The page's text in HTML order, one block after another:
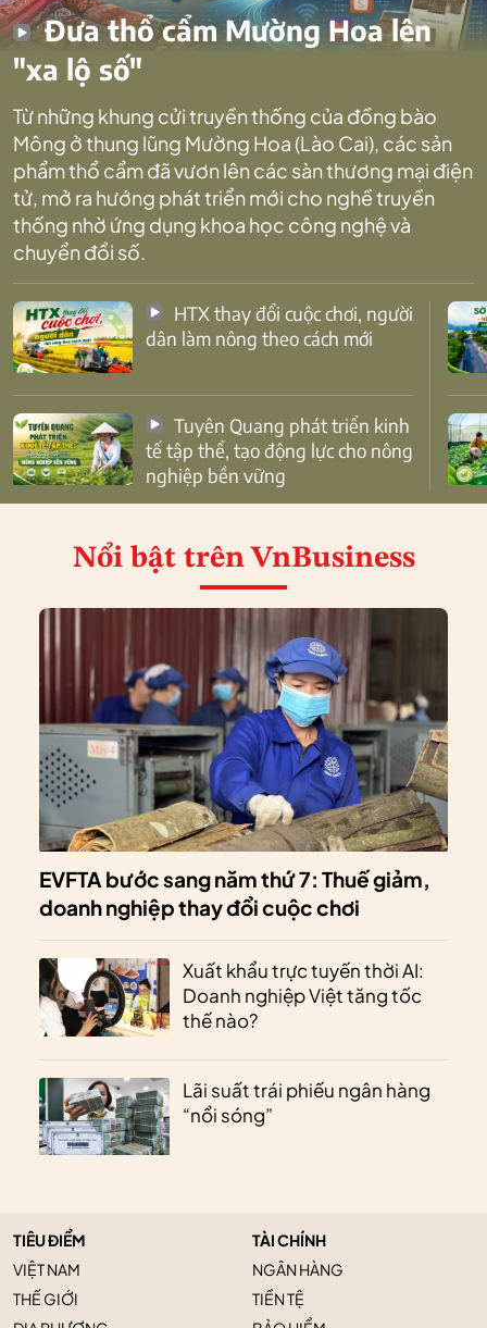
Đưa thổ cẩm Mường Hoa lên
"xa lộ số"
Từ những khung cửi truyền thống của đồng bào
Mông ở thung lũng Mường Hoa (Lào Cai), các sản
phẩm thổ cẩm đã vươn lên các sàn thương mại điện
tử, mở ra hướng phát triển mới cho nghề truyền
thống nhờ ứng dụng khoa học công nghệ và
chuyển đổi số.
dân làm nông theo cách mới
tế tập thể, tạo động lực cho nông
nghiệp bền vững
Nổi bật trên VnBusiness
EVFTA bước sang năm thứ 7: Thuế giảm,
doanh nghiệp thay đổi cuộc chơi
Xuất khẩu trực tuyến thời AI:
Doanh nghiệp Việt tăng tốc
thế nào?
Lãi suất trái phiếu ngân hàng
“nổi sóng”
TIÊU ĐIỂM
VIỆT NAM
THẾ GIỚI
TÀI CHÍNH
NGÂN HÀNG
TIỀN TỆ